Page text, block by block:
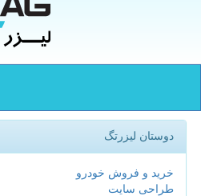
دوستان لیزرتگ
خرید و فروش خودرو
طراحی سایت